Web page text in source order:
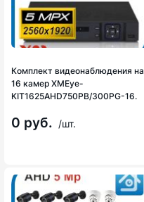
Комплект видеонаблюдения на
16 камер XMEye-
KIT1625AHD750PB/300PG-16.
0 руб. /шт.